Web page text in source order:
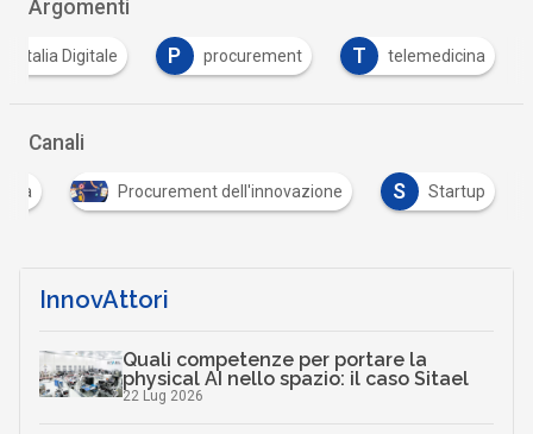
Argomenti
l'Italia Digitale P procurement T telemedicina
Canali
Procurement dell'innovazione S Startup
InnovAttori
Quali competenze per portare la
physical AI nello spazio: il caso Sitael
22 Lug 2026